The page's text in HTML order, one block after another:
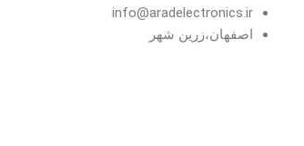
info@aradelectronics.ir
اصفهان،زرین شهر